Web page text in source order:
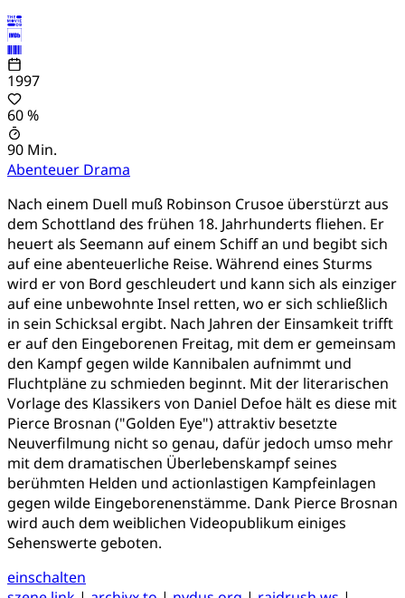
1997
60 %
90 Min.
Abenteuer Drama
Nach einem Duell muß Robinson Crusoe überstürzt aus
dem Schottland des frühen 18. Jahrhunderts fliehen. Er
heuert als Seemann auf einem Schiff an und begibt sich
auf eine abenteuerliche Reise. Während eines Sturms
wird er von Bord geschleudert und kann sich als einziger
auf eine unbewohnte Insel retten, wo er sich schließlich
in sein Schicksal ergibt. Nach Jahren der Einsamkeit trifft
er auf den Eingeborenen Freitag, mit dem er gemeinsam
den Kampf gegen wilde Kannibalen aufnimmt und
Fluchtpläne zu schmieden beginnt. Mit der literarischen
Vorlage des Klassikers von Daniel Defoe hält es diese mit
Pierce Brosnan ("Golden Eye") attraktiv besetzte
Neuverfilmung nicht so genau, dafür jedoch umso mehr
mit dem dramatischen Überlebenskampf seines
berühmten Helden und actionlastigen Kampfeinlagen
gegen wilde Eingeborenenstämme. Dank Pierce Brosnan
wird auch dem weiblichen Videopublikum einiges
Sehenswerte geboten.
einschalten